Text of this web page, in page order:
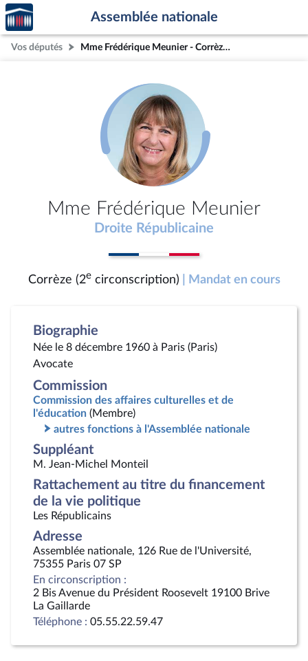
Aller au contenu
Aller en bas de la page
Accèder
à la
page
d'accueil
Assemblée nationale
Vos députés Mme Frédérique Meunier - Corrèze (2e circonscription)
Mme Frédérique Meunier
Droite Républicaine
Corrèze (2ecirconscription) | Mandat en cours
Biographie
Née le 8 décembre 1960 à Paris (Paris)
Avocate
Commission
Commission des affaires culturelles et de
l'éducation (Membre)
autres fonctions à l'Assemblée nationale
Suppléant
M. Jean-Michel Monteil
Rattachement au titre du financement
de la vie politique
Les Républicains
Adresse
Assemblée nationale, 126 Rue de l'Université,
75355 Paris 07 SP
En circonscription :
2 Bis Avenue du Président Roosevelt 19100 Brive
La Gaillarde
Téléphone : 05.55.22.59.47